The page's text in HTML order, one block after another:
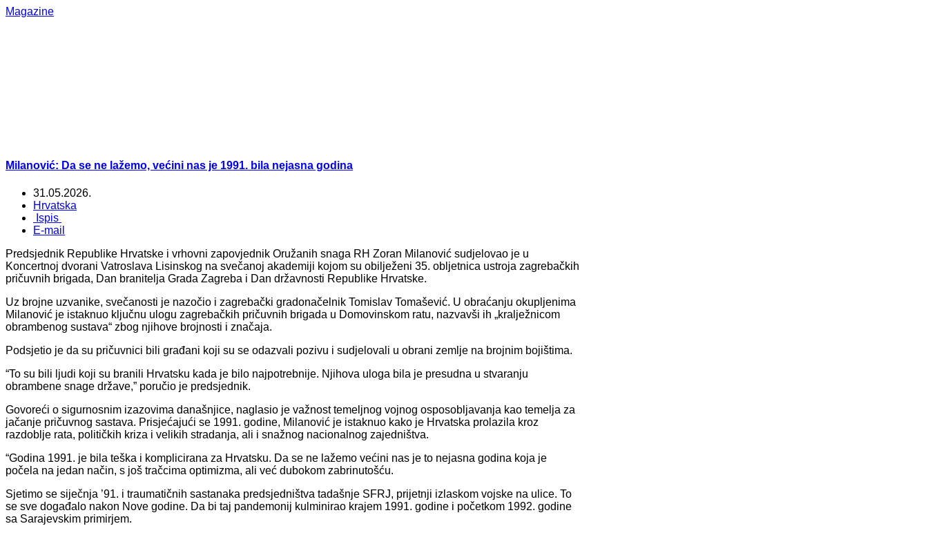
Magazine
Milanović: Da se ne lažemo, većini nas je 1991. bila nejasna godina
31.05.2026.
Hrvatska
Ispis
E-mail
Predsjednik Republike Hrvatske i vrhovni zapovjednik Oružanih snaga RH Zoran Milanović sudjelovao je u
Koncertnoj dvorani Vatroslava Lisinskog na svečanoj akademiji kojom su obilježeni 35. obljetnica ustroja zagrebačkih
pričuvnih brigada, Dan branitelja Grada Zagreba i Dan državnosti Republike Hrvatske.
Uz brojne uzvanike, svečanosti je nazočio i zagrebački gradonačelnik Tomislav Tomašević. U obraćanju okupljenima
Milanović je istaknuo ključnu ulogu zagrebačkih pričuvnih brigada u Domovinskom ratu, nazvavši ih „kralježnicom
obrambenog sustava“ zbog njihove brojnosti i značaja.
Podsjetio je da su pričuvnici bili građani koji su se odazvali pozivu i sudjelovali u obrani zemlje na brojnim bojištima.
“To su bili ljudi koji su branili Hrvatsku kada je bilo najpotrebnije. Njihova uloga bila je presudna u stvaranju
obrambene snage države,” poručio je predsjednik.
Govoreći o sigurnosnim izazovima današnjice, naglasio je važnost temeljnog vojnog osposobljavanja kao temelja za
jačanje pričuvnog sastava. Prisjećajući se 1991. godine, Milanović je istaknuo kako je Hrvatska prolazila kroz
razdoblje rata, političkih kriza i velikih stradanja, ali i snažnog nacionalnog zajedništva.
“Godina 1991. je bila teška i komplicirana za Hrvatsku. Da se ne lažemo većini nas je to nejasna godina koja je
počela na jedan način, s još tračcima optimizma, ali već dubokom zabrinutošću.
Sjetimo se siječnja ’91. i traumatičnih sastanaka predsjedništva tadašnje SFRJ, prijetnji izlaskom vojske na ulice. To
se sve događalo nakon Nove godine. Da bi taj pandemonij kulminirao krajem 1991. godine i početkom 1992. godine
sa Sarajevskim primirjem.